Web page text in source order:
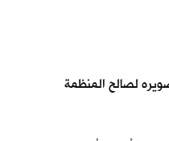
لصالح المنظمة